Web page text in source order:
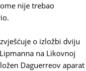
nije trebao
o izložbi dviju
na Likovnoj
Daguerreov aparat